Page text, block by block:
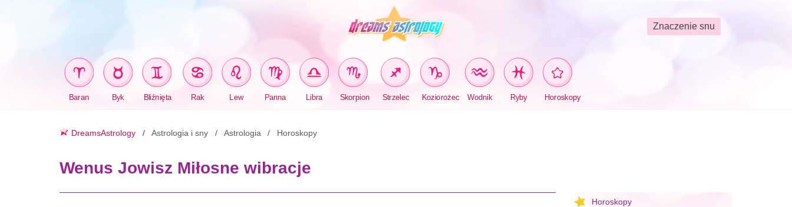
Znaczenie snu
Baran Byk Bliźnięta Rak Lew Panna Libra Skorpion Strzelec Koziorożec Wodnik Ryby Horoskopy
DreamsAstrology Astrologia i sny Astrologia Horoskopy
Wenus Jowisz Miłosne wibracje
Horoskopy